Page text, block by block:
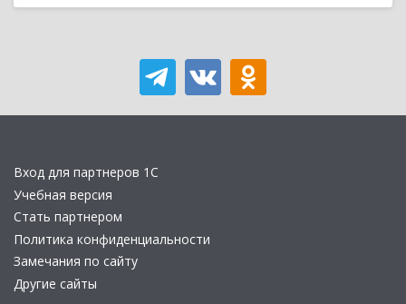
Вход для партнеров 1С
Учебная версия
Стать партнером
Политика конфиденциальности
Замечания по сайту
Другие сайты